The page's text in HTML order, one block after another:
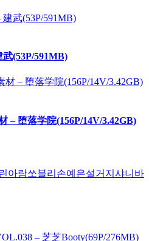
武(53P/591MB)
– 堕落学院(156P/14V/3.42GB)
아람쏘블리 손예은설거지 샤니 바